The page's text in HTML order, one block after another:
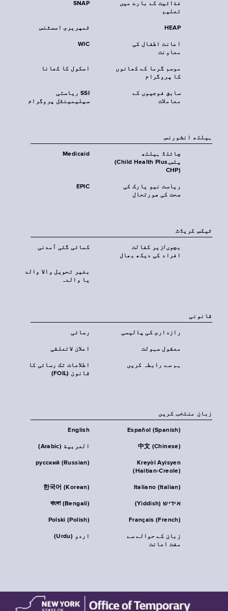
SNAP
غذائیت کے بارے میں
تعلیم
ٹمپریری اسسٹنس HEAP
WIC
اعانت اطفال کی
معاونت
اسکول کا کھانا
موسم گرما کے کھانوں
کا پروگرام
SSI ریاستی
سپلیمینٹل پروگرام
سابق فوجیوں کے
معاملات
‏ہیلتھ انشورنس
Medicaid
چائلڈ ہیلتھ
پلس‎(Child Health Plus,
CHP)‎
EPIC
ریاست نیو یارک کی
صحت کی صورتحال
ٹیکس کریڈٹ
کمائی گئی آمدنی
بچوں/زیر کفالت
افراد کی دیکھ بھال
بغیر تحویل والا والد
یا والدہ
قانونی
رسائی رازداری کی پالیسی
اعلان لاتعلقی معقول سہولت
اطلاعات تک رسائی کا
قانون (FOIL)
ہم سے رابطہ کریں
زبان منتخب کریں
English Español (Spanish)
العربية (Arabic) 中文 (Chinese)
русский (Russian)
Kreyòl Ayisyen
(Haitian-Creole)
한국어 (Korean) Italiano (Italian)
বাংলা (Bengali) אידיש (Yiddish)
Polski (Polish) Français (French)
اردو (Urdu)
زبان کے حوالے سے
مفت اعانت